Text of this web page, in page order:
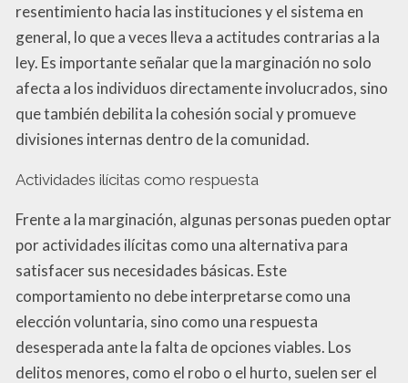
resentimiento hacia las instituciones y el sistema en
general, lo que a veces lleva a actitudes contrarias a la
ley. Es importante señalar que la marginación no solo
afecta a los individuos directamente involucrados, sino
que también debilita la cohesión social y promueve
divisiones internas dentro de la comunidad.
Actividades ilícitas como respuesta
Frente a la marginación, algunas personas pueden optar
por actividades ilícitas como una alternativa para
satisfacer sus necesidades básicas. Este
comportamiento no debe interpretarse como una
elección voluntaria, sino como una respuesta
desesperada ante la falta de opciones viables. Los
delitos menores, como el robo o el hurto, suelen ser el